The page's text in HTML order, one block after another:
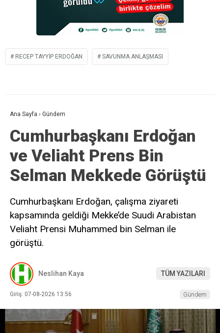
RECEP TAYYIP ERDOĞAN SAVUNMA ANLAŞMASI
Ana Sayfa › Gündem
Cumhurbaşkanı Erdoğan
ve Veliaht Prens Bin
Selman Mekkede Görüştü
Cumhurbaşkanı Erdoğan, çalışma ziyareti
kapsamında geldiği Mekke’de Suudi Arabistan
Veliaht Prensi Muhammed bin Selman ile
görüştü.
Neslihan Kaya TÜM YAZILARI
Giriş: 07-08-2026 13:56 Gündem